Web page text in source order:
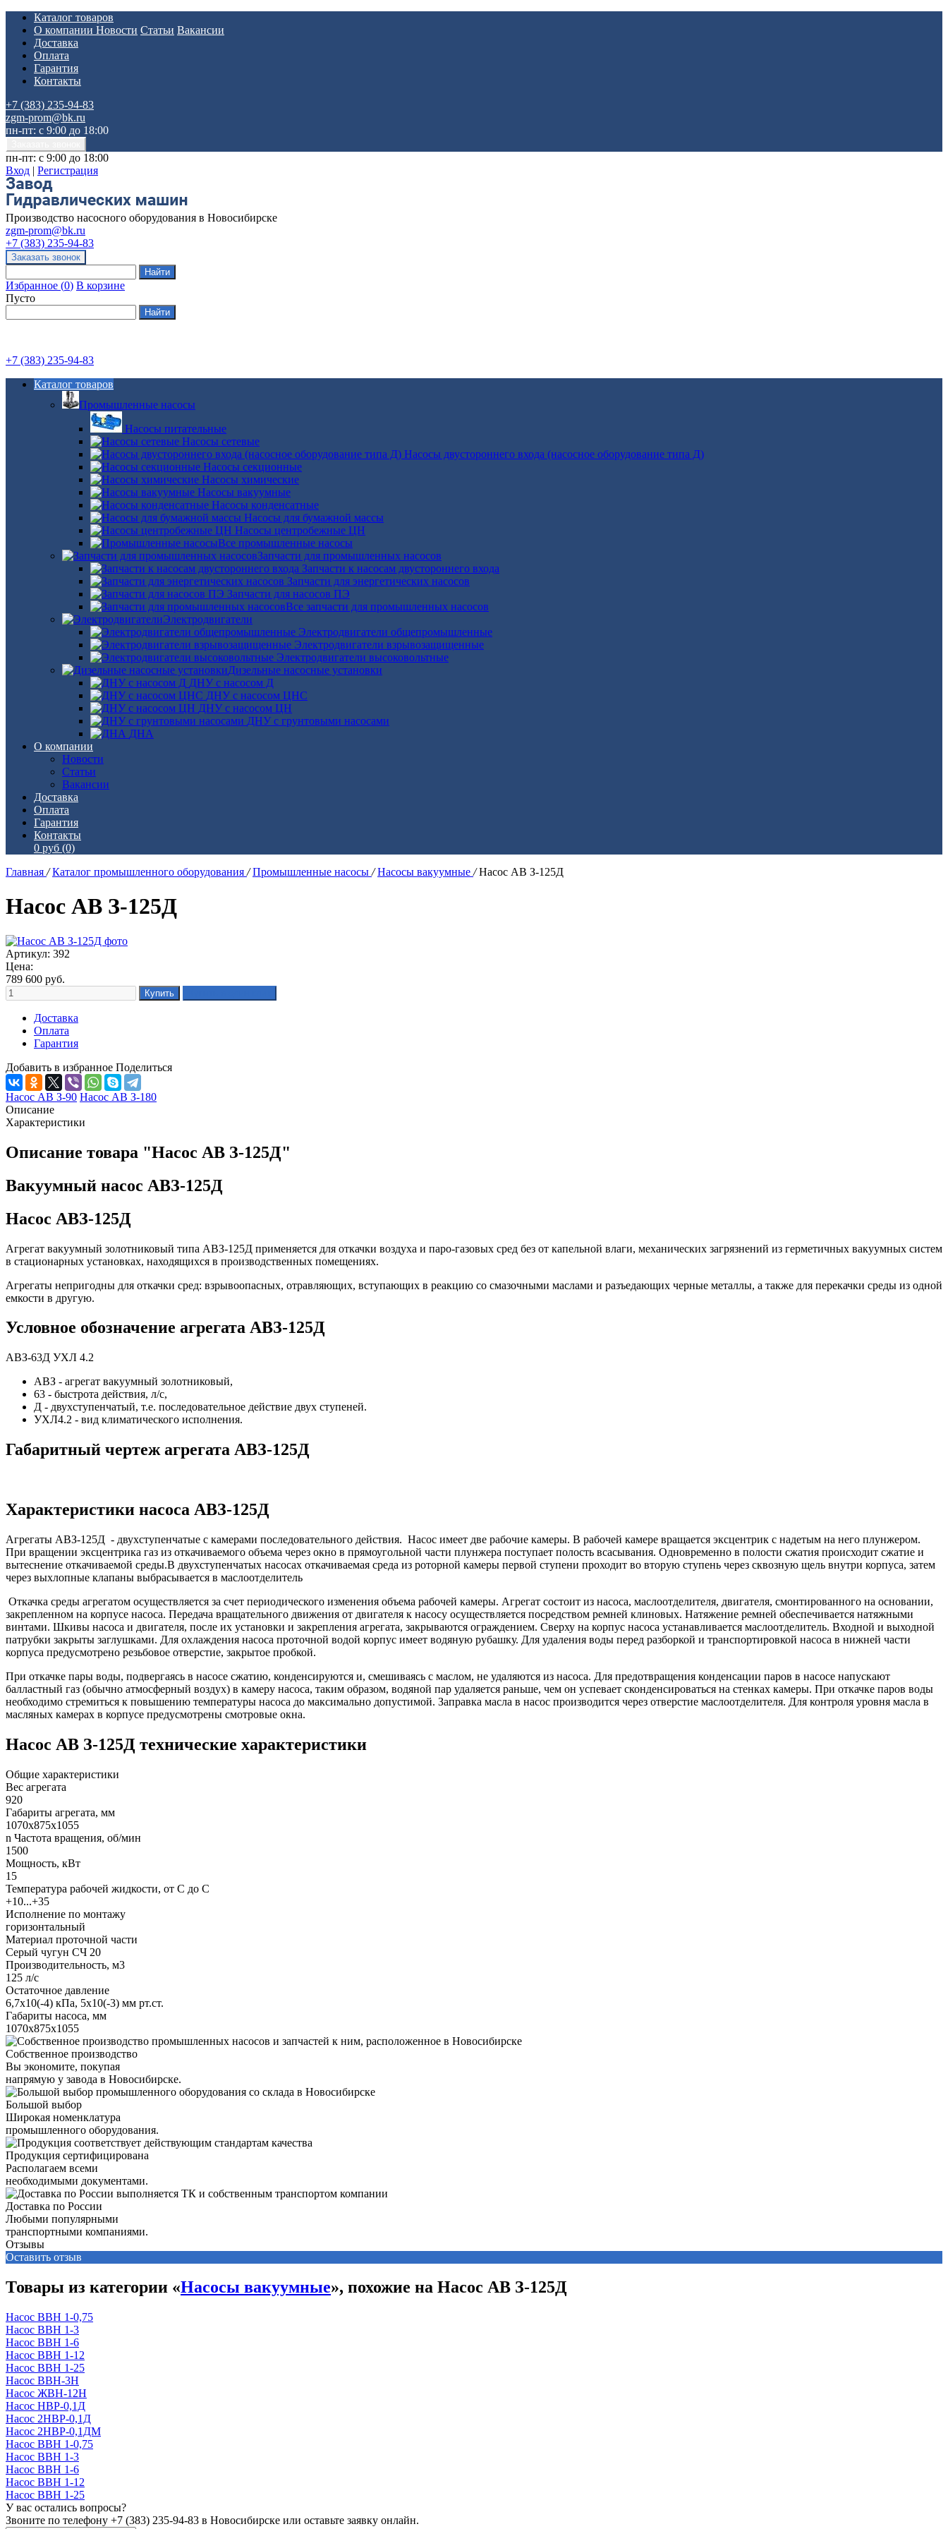
Каталог товаров
О компании Новости Статьи Вакансии
Доставка
Оплата
Гарантия
Контакты
+7 (383) 235-94-83
zgm-prom@bk.ru
пн-пт: с 9:00 до 18:00
пн-пт: с 9:00 до 18:00
Вход | Регистрация
Производство насосного оборудования в Новосибирске
zgm-prom@bk.ru
+7 (383) 235-94-83
Избранное (0) В корзине
Пусто
+7 (383) 235-94-83
Каталог товаров
Промышленные насосы
Насосы питательные
Насосы сетевые
Насосы двустороннего входа (насосное оборудование типа Д)
Насосы секционные
Насосы химические
Насосы вакуумные
Насосы конденсатные
Насосы для бумажной массы
Насосы центробежные ЦН
Все промышленные насосы
Запчасти для промышленных насосов
Запчасти к насосам двустороннего входа
Запчасти для энергетических насосов
Запчасти для насосов ПЭ
Все запчасти для промышленных насосов
Электродвигатели
Электродвигатели общепромышленные
Электродвигатели взрывозащищенные
Электродвигатели высоковольтные
Дизельные насосные установки
ДНУ с насосом Д
ДНУ с насосом ЦНС
ДНУ с насосом ЦН
ДНУ с грунтовыми насосами
ДНА
О компании
Новости
Статьи
Вакансии
Доставка
Оплата
Гарантия
Контакты
0 руб (0)
Главная / Каталог промышленного оборудования / Промышленные насосы / Насосы вакуумные / Насос АВ З-125Д
Насос АВ З-125Д
Артикул: 392
Цена:
789 600 руб.
Доставка
Оплата
Гарантия
Добавить в избранное Поделиться
Насос АВ З-90 Насос АВ З-180
Описание
Характеристики
Описание товара "Насос АВ З-125Д"
Вакуумный насос АВЗ-125Д
Насос АВЗ-125Д
Агрегат вакуумный золотниковый типа АВЗ-125Д применяется для откачки воздуха и паро-газовых сред без от капельной влаги, механических загрязнений из герметичных вакуумных систем
в стационарных установках, находящихся в производственных помещениях.
Агрегаты непригодны для откачки сред: взрывоопасных, отравляющих, вступающих в реакцию со смазочными маслами и разъедающих черные металлы, а также для перекачки среды из одной
емкости в другую.
Условное обозначение агрегата АВЗ-125Д
АВЗ-63Д УХЛ 4.2
АВЗ - агрегат вакуумный золотниковый,
63 - быстрота действия, л/с,
Д - двухступенчатый, т.е. последовательное действие двух ступеней.
УХЛ4.2 - вид климатического исполнения.
Габаритный чертеж агрегата АВЗ-125Д
Характеристики насоса АВЗ-125Д
Агрегаты АВЗ-125Д - двухступенчатые с ка­мерами последовательного действия. Насос имеет две рабочие камеры. В рабочей камере вращается экс­центрик с надетым на него плунжером.
При вращении эксцентрика газ из от­качиваемого объема через окно в прямоугольной части плунжера поступает полость всасывания. Одновременно в полости сжатия происходит сжатие и
вытеснение откачиваемой среды.В двухступенчатых насосах откачиваемая среда из роторной камеры первой ступени проходит во вторую ступень через сквозную щель внутри корпуса, затем
через выхлопные клапаны выбрасывается в маслоотделитель
Откачка среды агрегатом осуществляется за счет периодического изменения объема рабочей камеры. Агрегат состоит из насоса, маслоотделителя, двигателя, смонтированного на основании,
закрепленном на корпусе насоса. Передача вращательного движения от двигателя к насосу осуществляется посредством ремней клиновых. Натяжение ремней обеспечивается натяжными
винтами. Шкивы насоса и двигателя, после их установки и закрепления агрегата, закрываются ограждением. Сверху на корпус насоса устанавливается маслоотделитель. Входной и выходной
патрубки закрыты заглушками. Для охлаждения насоса проточной водой корпус имеет водяную рубашку. Для удаления воды перед разборкой и транспортировкой насоса в нижней части
корпуса предусмотрено резьбовое отверстие, закрытое пробкой.
При откачке пары воды, подвергаясь в насосе сжатию, конденсируются и, смешиваясь с маслом, не удаляются из насоса. Для предотвращения конденсации паров в насосе напускают
балластный газ (обычно атмосферный воздух) в камеру насоса, таким образом, водяной пар удаляется раньше, чем он успевает сконденсироваться на стенках камеры. При откачке паров воды
необходимо стремиться к повышению температуры насоса до максимально допустимой. Заправка масла в насос производится через отверстие маслоотделителя. Для контроля уровня масла в
масляных камерах в корпусе предусмотрены смотровые окна.
Насос АВ З-125Д технические характеристики
Общие характеристики
Вес агрегата
920
Габариты агрегата, мм
1070х875х1055
n Частота вращения, об/мин
1500
Мощность, кВт
15
Температура рабочей жидкости, от С до С
+10...+35
Исполнение по монтажу
горизонтальный
Материал проточной части
Серый чугун СЧ 20
Производительность, м3
125 л/с
Остаточное давление
6,7х10(-4) кПа, 5х10(-3) мм рт.ст.
Габариты насоса, мм
1070х875х1055
Собственное производство
Вы экономите, покупая
напрямую у завода в Новосибирске.
Большой выбор
Широкая номенклатура
промышленного оборудования.
Продукция сертифицирована
Располагаем всеми
необходимыми документами.
Доставка по России
Любыми популярными
транспортными компаниями.
Отзывы
Оставить отзыв
Товары из категории «Насосы вакуумные», похожие на Насос АВ З-125Д
Насос ВВН 1-0,75
Насос ВВН 1-3
Насос ВВН 1-6
Насос ВВН 1-12
Насос ВВН 1-25
Насос ВВН-3Н
Насос ЖВН-12Н
Насос НВР-0,1Д
Насос 2НВР-0,1Д
Насос 2НВР-0,1ДМ
Насос ВВН 1-0,75
Насос ВВН 1-3
Насос ВВН 1-6
Насос ВВН 1-12
Насос ВВН 1-25
У вас остались вопросы?
Звоните по телефону +7 (383) 235-94-83 в Новосибирске или оставьте заявку онлайн.